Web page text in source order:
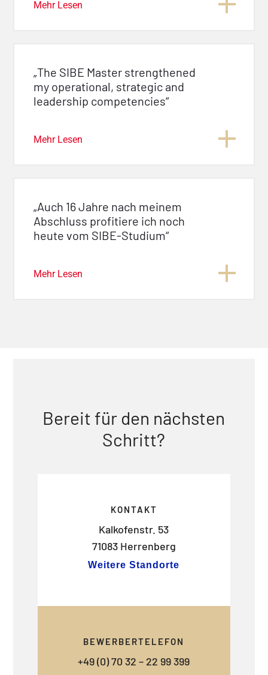
Mehr Lesen
„The SIBE Master strengthened
my operational, strategic and
leadership competencies“
Mehr Lesen
„Auch 16 Jahre nach meinem
Abschluss profitiere ich noch
heute vom SIBE-Studium“
Mehr Lesen
Bereit für den nächsten
Schritt?
KONTAKT
Kalkofenstr. 53
71083 Herrenberg
Weitere Standorte
BEWERBERTELEFON
+49 (0) 70 32 – 22 99 399